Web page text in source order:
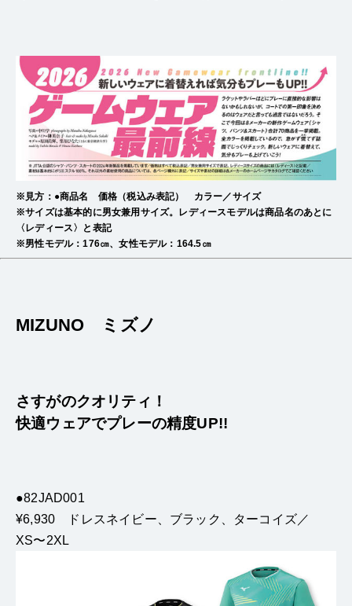
※見方：●商品名 価格（税込み表記） カラー／サイズ
※サイズは基本的に男女兼用サイズ。レディースモデルは商品名のあとに
〈レディース〉と表記
※男性モデル：176㎝、女性モデル：164.5㎝
MIZUNO ミズノ
さすがのクオリティ！
快適ウェアでプレーの精度UP!!
●82JAD001
¥6,930 ドレスネイビー、ブラック、ターコイズ／
XS〜2XL